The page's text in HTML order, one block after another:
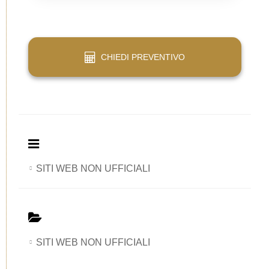
CHIEDI PREVENTIVO
SITI WEB NON UFFICIALI
SITI WEB NON UFFICIALI